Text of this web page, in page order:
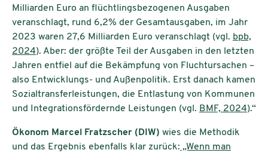
Milliarden Euro an flüchtlingsbezogenen Ausgaben
veranschlagt, rund 6,2% der Gesamtausgaben, im Jahr
2023 waren 27,6 Milliarden Euro veranschlagt (vgl. bpb,
2024). Aber: der größte Teil der Ausgaben in den letzten
Jahren entfiel auf die Bekämpfung von Fluchtursachen –
also Entwicklungs- und Außenpolitik. Erst danach kamen
Sozialtransferleistungen, die Entlastung von Kommunen
und Integrationsfördernde Leistungen (vgl. BMF, 2024).“
Ökonom Marcel Fratzscher (DIW) wies die Methodik
und das Ergebnis ebenfalls klar zurück: „Wenn man